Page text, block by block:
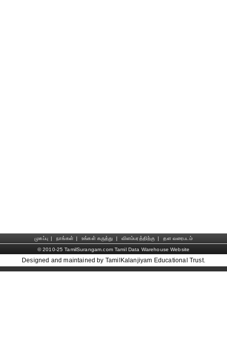
முகப்பு | நாங்கள் | உங்கள் கருத்து | விளம்பரத்திற்கு |
தள வரைபடம்
© 2010-25 TamilSurangam.com Tamil Data Warehouse Website
Designed and maintained by TamilKalanjiyam Educational Trust.